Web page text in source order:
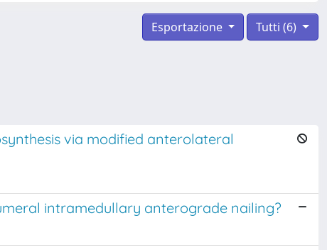
Tutti (6)
Esportazione
via modified anterolateral
intramedullary anterograde nailing?